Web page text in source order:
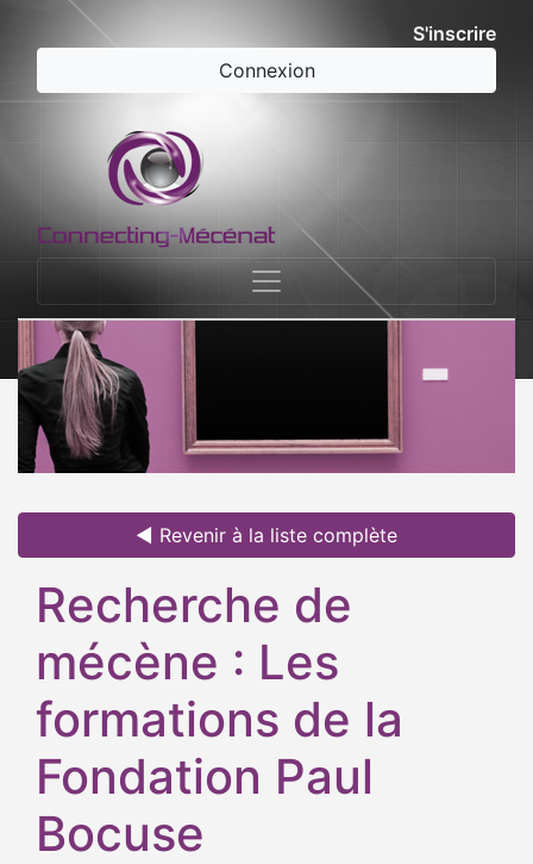
S'inscrire
Connexion
◄ Revenir à la liste complète
Recherche de
mécène : Les
formations de la
Fondation Paul
Bocuse